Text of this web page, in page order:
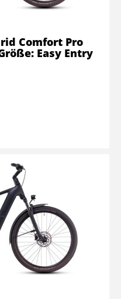
Comfort Pro
Easy Entry